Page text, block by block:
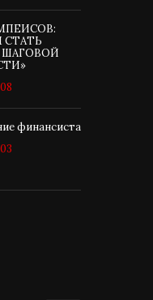
финансиста